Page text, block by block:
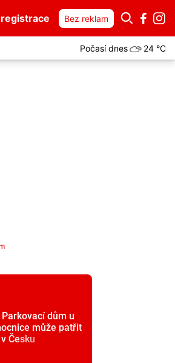
registrace Bez reklam
Počasí dnes 24 °C
pro peníze. Po zásahu policie skončil v
Parkovací dům u
může patřit
Česku